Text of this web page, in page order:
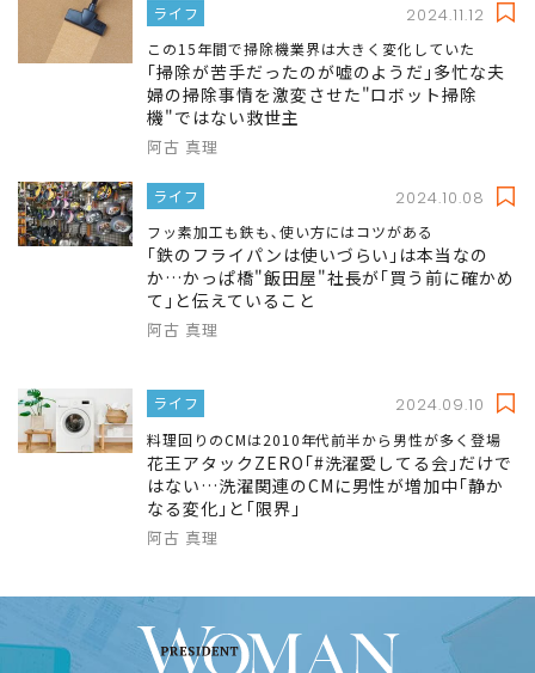
ライフ 2024.11.12
この15年間で掃除機業界は大きく変化していた
｢掃除が苦手だったのが嘘のようだ｣多忙な夫
婦の掃除事情を激変させた"ロボット掃除
機"ではない救世主
阿古 真理
ライフ 2024.10.08
フッ素加工も鉄も､使い方にはコツがある
｢鉄のフライパンは使いづらい｣は本当なの
か…かっぱ橋"飯田屋"社長が｢買う前に確かめ
て｣と伝えていること
阿古 真理
ライフ 2024.09.10
料理回りのCMは2010年代前半から男性が多く登場
花王アタックZERO｢#洗濯愛してる会｣だけで
はない…洗濯関連のCMに男性が増加中｢静か
なる変化｣と｢限界｣
阿古 真理